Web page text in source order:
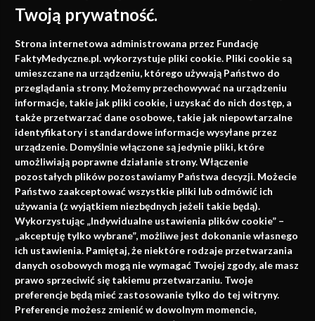
Twoją prywatność.
Strona internetowa administrowana przez Fundację
FaktyMedyczne.pl. wykorzystuje pliki cookie. Pliki cookie są
umieszczane na urządzeniu, którego używają Państwo do
przeglądania strony. Możemy przechowywać na urządzeniu
informacje, takie jak pliki cookie, i uzyskać do nich dostęp, a
także przetwarzać dane osobowe, takie jak niepowtarzalne
identyfikatory i standardowe informacje wysyłane przez
urządzenie. Domyślnie włączone są jedynie pliki, które
umożliwiają poprawne działanie strony. Włączenie
pozostałych plików pozostawiamy Państwa decyzji. Możecie
Państwo zaakceptować wszystkie pliki lub odmówić ich
używania (z wyjątkiem niezbędnych jeżeli takie będą).
Wykorzystując „Indywidualne ustawienia plików cookie” –
„akceptuję tylko wybrane”, możliwe jest dokonanie własnego
ich ustawienia. Pamiętaj, że niektóre rodzaje przetwarzania
danych osobowych mogą nie wymagać Twojej zgody, ale masz
prawo sprzeciwić się takiemu przetwarzaniu. Twoje
preferencje będą mieć zastosowanie tylko do tej witryny.
Preferencje możesz zmienić w dowolnym momencie,
Medycyna oparta na
faktach
Konferencje, szkolenia, e-learning, wydawnictwo
Napisz do nas
info@faktymedyczne.pl
ul. Towarowa 2
43-460 Wisła